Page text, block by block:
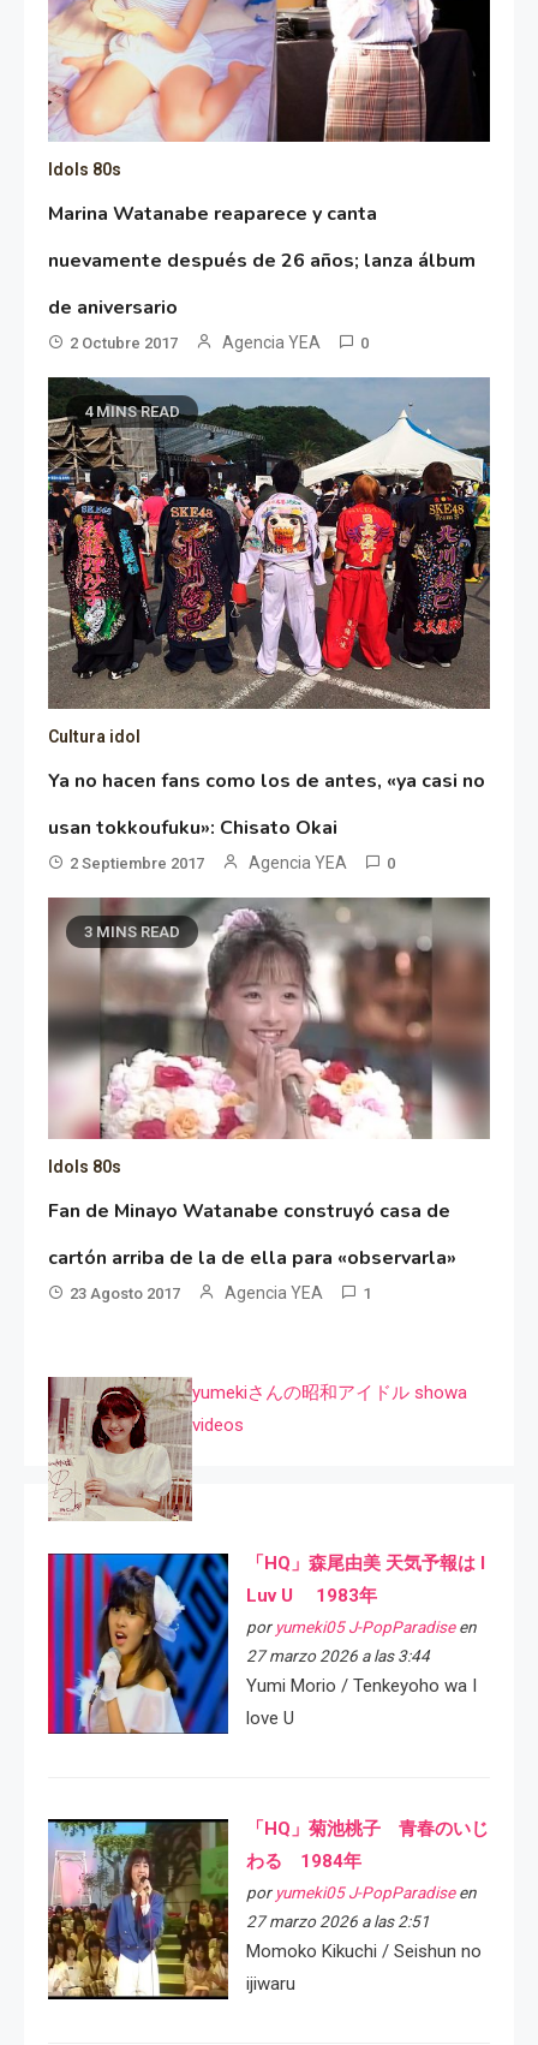
Idols 80s
Marina Watanabe reaparece y canta
nuevamente después de 26 años; lanza álbum
de aniversario
2 Octubre 2017 Agencia YEA 0
4 MINS READ
Cultura idol
Ya no hacen fans como los de antes, «ya casi no
usan tokkoufuku»: Chisato Okai
2 Septiembre 2017 Agencia YEA 0
3 MINS READ
Idols 80s
Fan de Minayo Watanabe construyó casa de
cartón arriba de la de ella para «observarla»
23 Agosto 2017 Agencia YEA 1
yumekiさんの昭和アイドル showa
videos
「HQ」森尾由美 天気予報は I
Luv U 1983年
por yumeki05 J-PopParadiseen
27 marzo 2026 a las 3:44
Yumi Morio / Tenkeyoho wa I
love U
「HQ」菊池桃子 青春のいじ
わる 1984年
por yumeki05 J-PopParadiseen
27 marzo 2026 a las 2:51
Momoko Kikuchi / Seishun no
ijiwaru